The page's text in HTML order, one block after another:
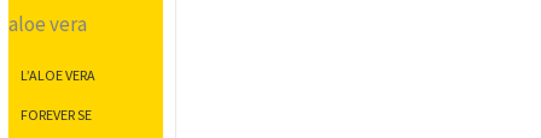
L’ALOE VERA
FOREVER SE